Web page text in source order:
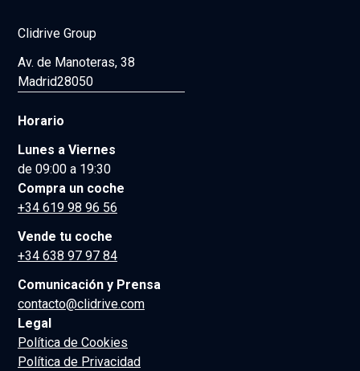
Clidrive Group
Av. de Manoteras, 38
Madrid28050
Horario
Lunes a Viernes
de 09:00 a 19:30
Compra un coche
+34 619 98 96 56
Vende tu coche
+34 638 97 97 84
Comunicación y Prensa
contacto@clidrive.com
Legal
Política de Cookies
Política de Privacidad